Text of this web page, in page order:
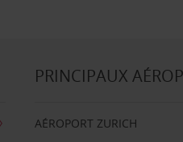
PRINCIPAUX
AÉROPORT ZURICH